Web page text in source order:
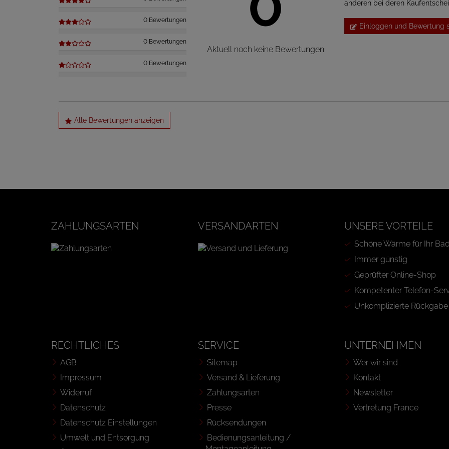
0 Bewertungen
0 Bewertungen
0 Bewertungen
Aktuell noch keine Bewertungen
anderen bei deren
Einloggen und Bewertung
Alle Bewertungen anzeigen
ZAHLUNGSARTEN VERSANDARTEN UNSERE VORTEILE
Schöne Wärme für Ihr Bad
Immer günstig
Geprüfter Online-Shop
Kompetenter Telefon-
Unkomplizierte Rückgabe
RECHTLICHES
AGB
Impressum
Widerruf
Datenschutz
Datenschutz Einstellungen
Umwelt und Entsorgung
SERVICE
Sitemap
Versand & Lieferung
Zahlungsarten
Presse
Rücksendungen
Bedienungsanleitung /
UNTERNEHMEN
Wer wir sind
Kontakt
Newsletter
Vertretung France